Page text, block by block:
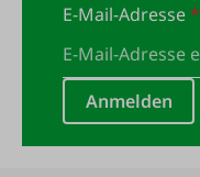
E-Mail-Adresse*
Anmelden